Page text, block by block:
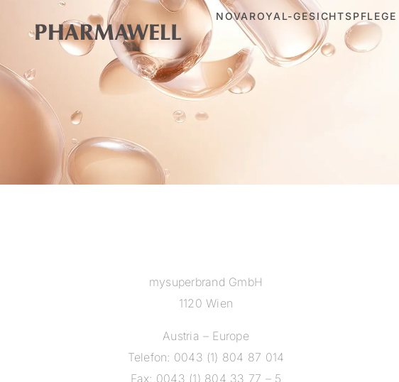
NOVAROYAL-GESICHTSPFLEGE
mysuperbrand GmbH
1120 Wien
Austria – Europe
Telefon: 0043 (1) 804 87 014
Fax: 0043 (1) 804 33 77 – 5